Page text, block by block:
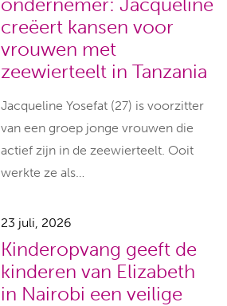
creëert kansen voor
vrouwen met
zeewierteelt in Tanzania
Jacqueline Yosefat (27) is voorzitter
van een groep jonge vrouwen die
actief zijn in de zeewierteelt. Ooit
werkte ze als…
23 juli, 2026
Kinderopvang geeft de
kinderen van Elizabeth
in Nairobi een veilige